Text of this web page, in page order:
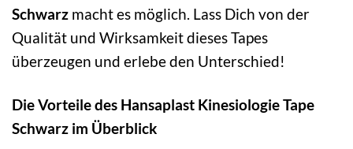
Schwarz macht es möglich. Lass Dich von der
Qualität und Wirksamkeit dieses Tapes
überzeugen und erlebe den Unterschied!
Die Vorteile des Hansaplast Kinesiologie Tape
Schwarz im Überblick